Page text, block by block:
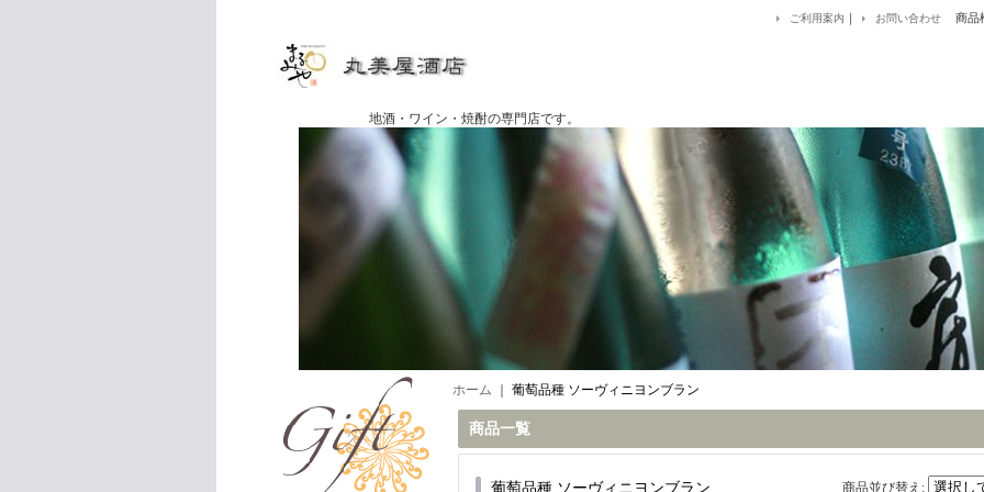
地酒・ワイン・焼酎の専門店です。
ご利用案内 ｜ お問い合わせ 商品
ホーム 葡萄品種 ソーヴィニヨンブラン
商品一覧
葡萄品種 ソーヴィニヨンブラン 商品並び替え :